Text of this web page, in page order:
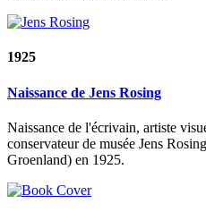
1925
Naissance de Jens Rosing
Naissance de l'écrivain, artiste
conservateur de musée Jens
Groenland) en 1925.